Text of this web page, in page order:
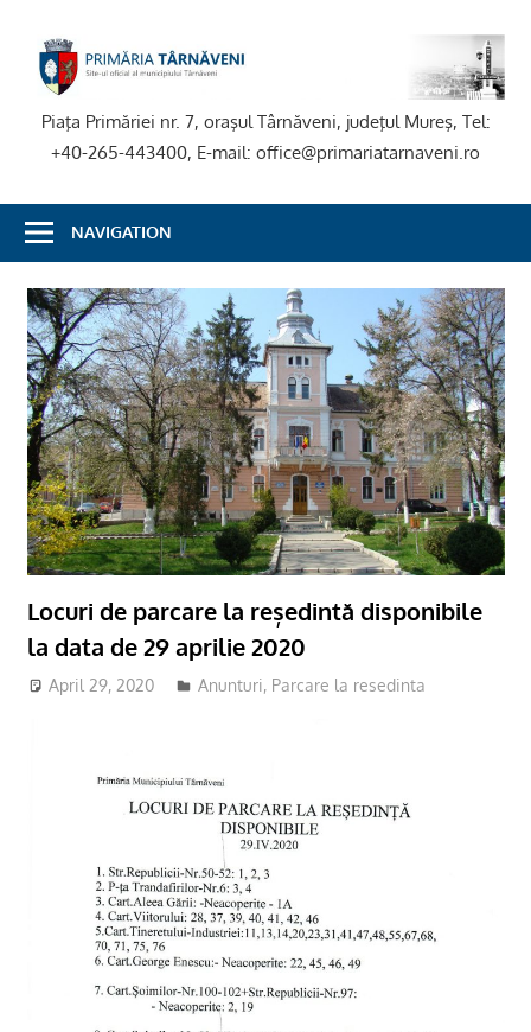
content
Piaţa Primăriei nr. 7, oraşul Târnăveni, judeţul Mureş, Tel:
+40-265-443400, E-mail: office@primariatarnaveni.ro
NAVIGATION
Locuri de parcare la reședintă disponibile
la data de 29 aprilie 2020
April 29, 2020 adm-cmds
Anunturi, Parcare la resedinta